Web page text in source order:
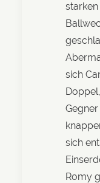
sich
sich
Romy